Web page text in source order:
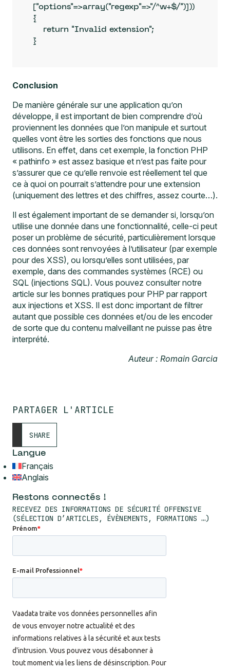
["options"=>array("regexp"=>"/^w+$/")]))
{
Conclusion
De manière générale sur une application qu’on
développe, il est important de bien comprendre d’où
proviennent les données que l’on manipule et surtout
quelles vont être les sorties des fonctions que nous
utilisons. En effet, dans cet exemple, la fonction PHP
« pathinfo » est assez basique et n’est pas faite pour
s’assurer que ce qu’elle renvoie est réellement tel que
ce à quoi on pourrait s’attendre pour une extension
(uniquement des lettres et des chiffres, assez courte…).
Il est également important de se demander si, lorsqu’on
utilise une donnée dans une fonctionnalité, celle-ci peut
poser un problème de sécurité, particulièrement lorsque
ces données sont renvoyées à l’utilisateur (par exemple
pour des XSS), ou lorsqu’elles sont utilisées, par
exemple, dans des commandes systèmes (RCE) ou
SQL (injections SQL). Vous pouvez consulter notre
article sur les bonnes pratiques pour PHP par rapport
aux injections et XSS. Il est donc important de filtrer
autant que possible ces données et/ou de les encoder
de sorte que du contenu malveillant ne puisse pas être
interprété.
Auteur : Romain Garcia
PARTAGER L'ARTICLE
SHARE
Langue
Français
Anglais
Restons connectés !
RECEVEZ DES INFORMATIONS DE SÉCURITÉ OFFENSIVE
(SÉLECTION D’ARTICLES, ÉVÈNEMENTS, FORMATIONS …)